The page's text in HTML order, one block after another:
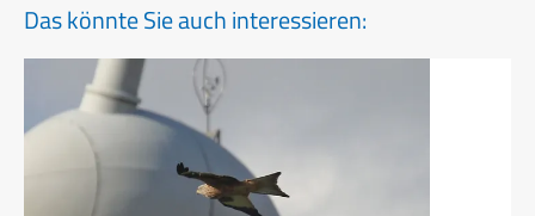
Das könnte Sie auch interessieren: